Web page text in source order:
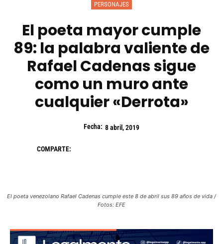
PERSONAJES
El poeta mayor cumple
89: la palabra valiente de
Rafael Cadenas sigue
como un muro ante
cualquier «Derrota»
Fecha: 8 abril, 2019
COMPARTE:
El poeta venezolano Rafael Cadenas cumple este 8 de abril sus 89 años de vida /
Fotos: EFE